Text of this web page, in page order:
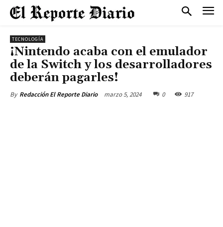
TECNOLOGÍA
¡Nintendo acaba con el emulador
de la Switch y los desarrolladores
deberán pagarles!
By Redacción El Reporte Diario marzo 5, 2024 0 917